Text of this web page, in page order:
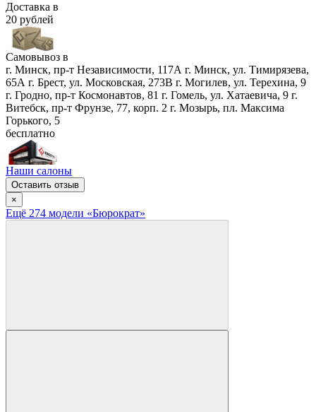
Доставка в
20 рублей
Самовывоз в
г. Минск, пр-т Независимости, 117А г. Минск, ул. Тимирязева,
65А г. Брест, ул. Московская, 273В г. Могилев, ул. Терехина, 9
г. Гродно, пр-т Космонавтов, 81 г. Гомель, ул. Хатаевича, 9 г.
Витебск, пр-т Фрунзе, 77, корп. 2 г. Мозырь, пл. Максима
Горького, 5
бесплатно
Наши салоны
Оставить отзыв
×
Ещё 274 модели «Бюрократ»